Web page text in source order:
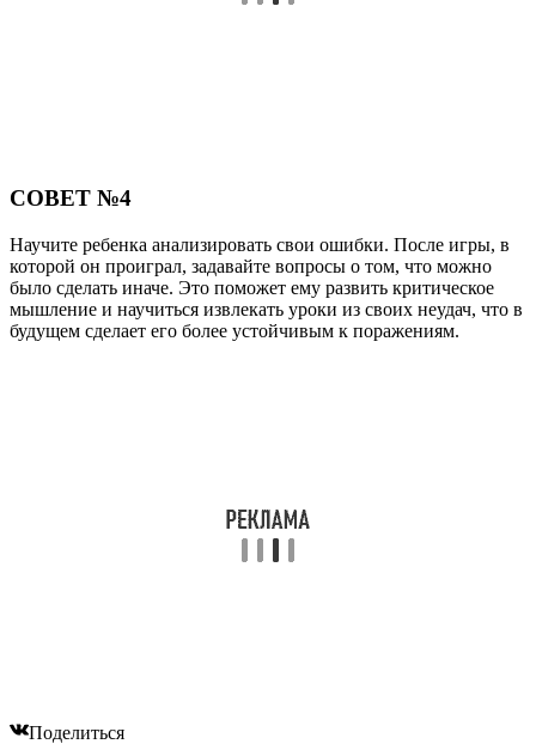
СОВЕТ №4
Научите ребенка анализировать свои ошибки. После игры, в
которой он проиграл, задавайте вопросы о том, что можно
было сделать иначе. Это поможет ему развить критическое
мышление и научиться извлекать уроки из своих неудач, что в
будущем сделает его более устойчивым к поражениям.
Поделиться